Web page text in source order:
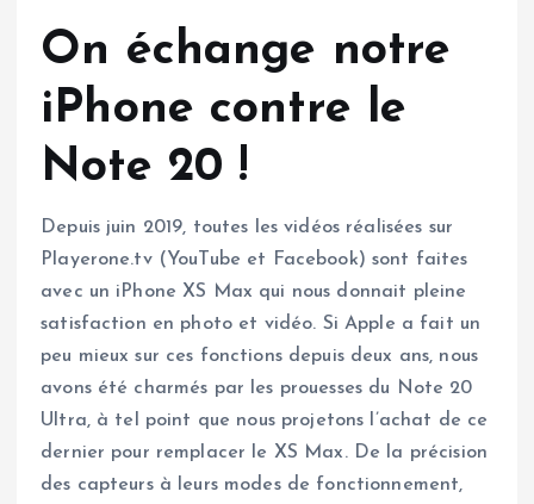
On échange notre
iPhone contre le
Note 20 !
Depuis juin 2019, toutes les vidéos réalisées sur
Playerone.tv (YouTube et Facebook) sont faites
avec un iPhone XS Max qui nous donnait pleine
satisfaction en photo et vidéo. Si Apple a fait un
peu mieux sur ces fonctions depuis deux ans, nous
avons été charmés par les prouesses du Note 20
Ultra, à tel point que nous projetons l’achat de ce
dernier pour remplacer le XS Max. De la précision
des capteurs à leurs modes de fonctionnement,